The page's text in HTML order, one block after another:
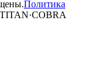
Политика
TITAN·COBRA